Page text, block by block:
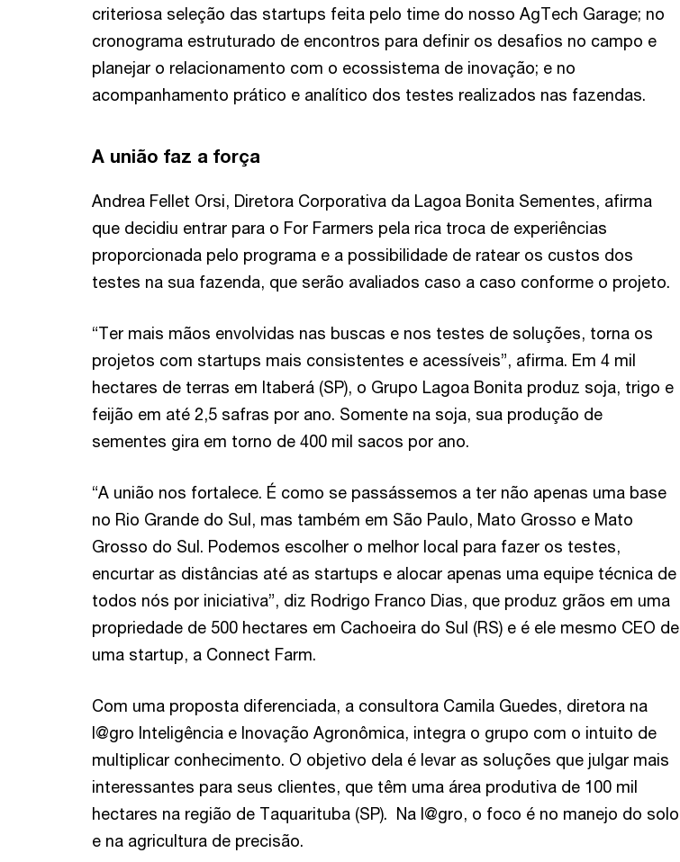
criteriosa seleção das startups feita pelo time do nosso AgTech Garage; no
cronograma estruturado de encontros para definir os desafios no campo e
planejar o relacionamento com o ecossistema de inovação; e no
acompanhamento prático e analítico dos testes realizados nas fazendas.
A união faz a força
Andrea Fellet Orsi, Diretora Corporativa da Lagoa Bonita Sementes, afirma
que decidiu entrar para o For Farmers pela rica troca de experiências
proporcionada pelo programa e a possibilidade de ratear os custos dos
testes na sua fazenda, que serão avaliados caso a caso conforme o projeto.
“Ter mais mãos envolvidas nas buscas e nos testes de soluções, torna os
projetos com startups mais consistentes e acessíveis”, afirma. Em 4 mil
hectares de terras em Itaberá (SP), o Grupo Lagoa Bonita produz soja, trigo e
feijão em até 2,5 safras por ano. Somente na soja, sua produção de
sementes gira em torno de 400 mil sacos por ano.
“A união nos fortalece. É como se passássemos a ter não apenas uma base
no Rio Grande do Sul, mas também em São Paulo, Mato Grosso e Mato
Grosso do Sul. Podemos escolher o melhor local para fazer os testes,
encurtar as distâncias até as startups e alocar apenas uma equipe técnica de
todos nós por iniciativa”, diz Rodrigo Franco Dias, que produz grãos em uma
propriedade de 500 hectares em Cachoeira do Sul (RS) e é ele mesmo CEO de
uma startup, a Connect Farm.
Com uma proposta diferenciada, a consultora Camila Guedes, diretora na
I@gro Inteligência e Inovação Agronômica, integra o grupo com o intuito de
multiplicar conhecimento. O objetivo dela é levar as soluções que julgar mais
interessantes para seus clientes, que têm uma área produtiva de 100 mil
hectares na região de Taquarituba (SP). Na I@gro, o foco é no manejo do solo
e na agricultura de precisão.